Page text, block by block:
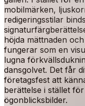
mobilmärken,
redigeringsstilar
höjda mättnaden
fungerar som en
lugna
dansgolvet. Det får
företagsfest att
berättelse i stället
ögonblicksbilder.